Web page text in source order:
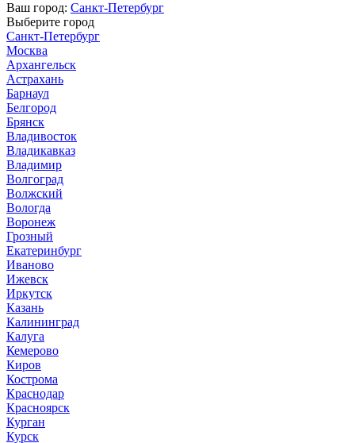
Ваш город: Санкт-Петербург
Выберите город
Санкт-Петербург
Москва
Архангельск
Астрахань
Барнаул
Белгород
Брянск
Владивосток
Владикавказ
Владимир
Волгоград
Волжский
Вологда
Воронеж
Грозный
Екатеринбург
Иваново
Ижевск
Иркутск
Казань
Калининград
Калуга
Кемерово
Киров
Кострома
Краснодар
Красноярск
Курган
Курск